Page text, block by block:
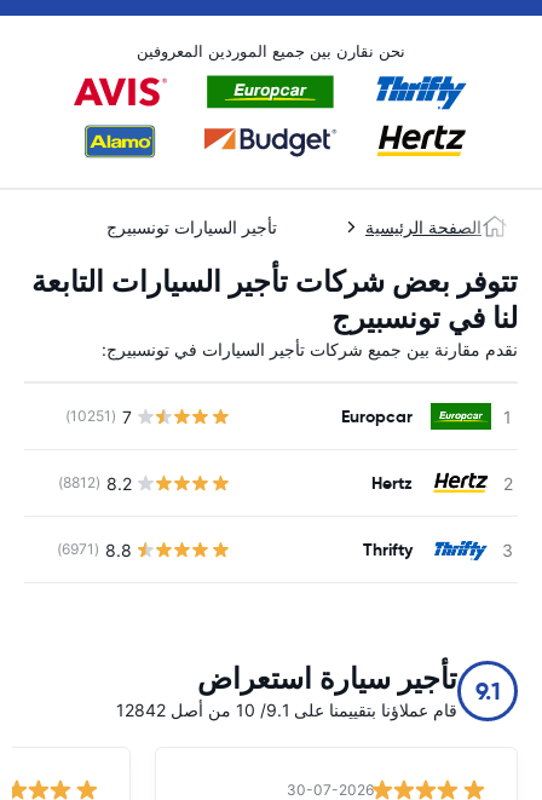
نحن نقارن بين جميع الموردين المعروفين
الصفحة الرئيسية تأجير السيارات تونسبيرج
تتوفر بعض شركات تأجير السيارات التابعة
لنا في تونسبيرج
نقدم مقارنة بين جميع شركات تأجير السيارات في تونسبيرج:
Europcar
7
(10251)
Hertz
8.2
(8812)
Thrifty
8.8
(6971)
9.1 تأجير سيارة استعراض
قام عملاؤنا بتقييمنا على 9.1/ 10 من أصل 12842
30-07-2026